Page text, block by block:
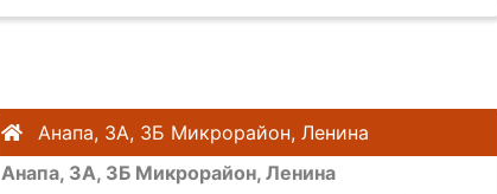
Анапа, 3А, 3Б Микрорайон, Ленина
Анапа, 3А, 3Б Микрорайон, Ленина